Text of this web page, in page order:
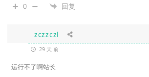
0 回复
zczzczl
29 天 前
运行不了啊站长